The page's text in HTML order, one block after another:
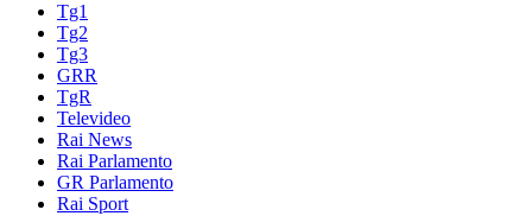
Tg1
Tg2
Tg3
GRR
TgR
Televideo
Rai News
Rai Parlamento
GR Parlamento
Rai Sport